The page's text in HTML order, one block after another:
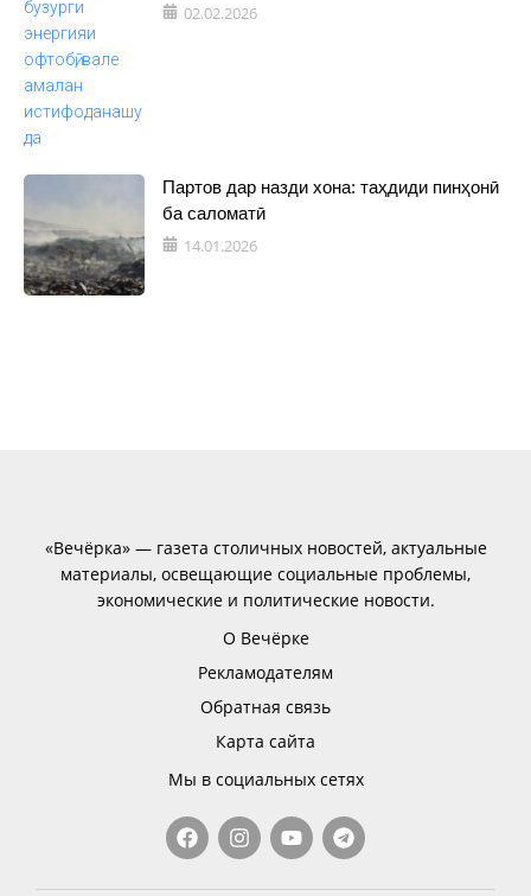
02.02.2026
Партов дар назди хона: таҳдиди пинҳонӣ
ба саломатӣ
14.01.2026
«Вечёрка» — газета столичных новостей, актуальные
материалы, освещающие социальные проблемы,
экономические и политические новости.
О Вечёрке
Рекламодателям
Обратная связь
Карта сайта
Мы в социальных сетях